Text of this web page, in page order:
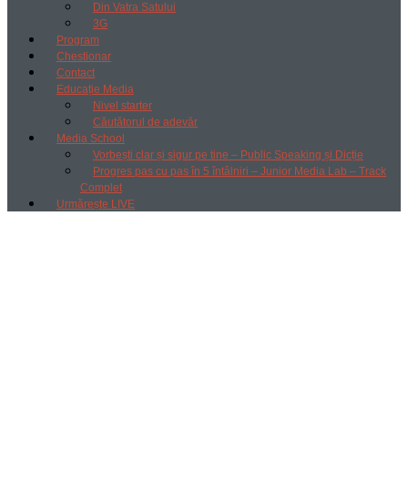
Din Vatra Satului
3G
Program
Chestionar
Contact
Educație Media
Nivel starter
Căutătorul de adevăr
Media School
Vorbești clar și sigur pe tine – Public Speaking și Dicție
Progres pas cu pas în 5 întâlniri – Junior Media Lab – Track
Complet
Urmărește LIVE